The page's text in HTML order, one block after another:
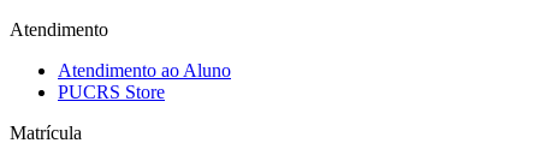
Atendimento
Atendimento ao Aluno
PUCRS Store
Matrícula